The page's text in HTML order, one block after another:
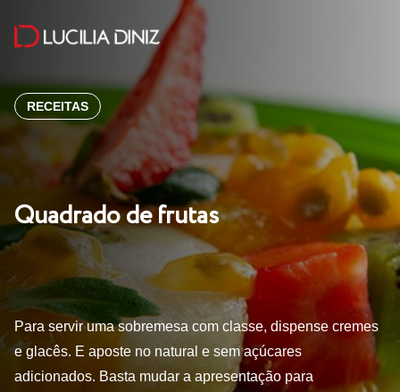
RECEITAS
Quadrado de frutas
Para servir uma sobremesa com classe, dispense cremes
e glacês. E aposte no natural e sem açúcares
adicionados. Basta mudar a apresentação para